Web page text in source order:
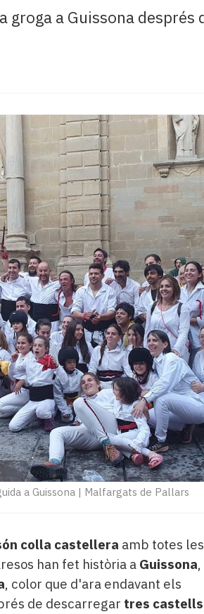
groga a Guissona
a Guissona | Malfargats de Pallars
colla castellera amb totes
han fet història a Guissona,
, color que d'ara endavant els
de descarregar tres castells